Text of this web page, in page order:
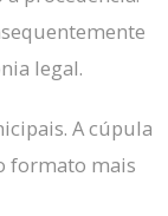
legal.
A cúpula
formato mais